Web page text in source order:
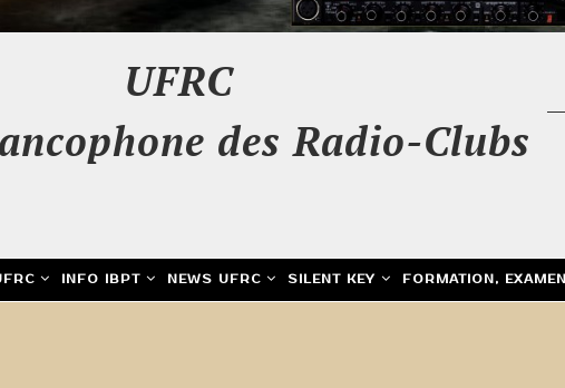
UFRC
des Radio-Clubs
INFO IBPT NEWS UFRC SILENT KEY FORMATION, EXAMEN